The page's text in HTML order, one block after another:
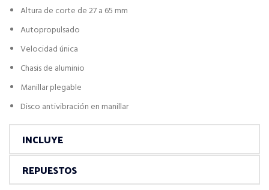
Altura de corte de 27 a 65 mm
Autopropulsado
Velocidad única
Chasis de aluminio
Manillar plegable
Disco antivibración en manillar
INCLUYE
REPUESTOS